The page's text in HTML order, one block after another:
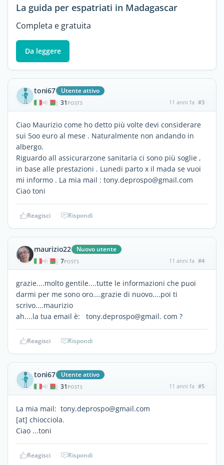
La guida per espatriati in Madagascar
Completa e gratuita
Da leggere
toni67 Utente attivo
| 31 POSTS 11 anni fa #3
Ciao Maurizio come ho detto più volte devi considerare
sui 5oo euro al mese . Naturalmente non andando in
albergo.
Riguardo all assicurarzone sanitaria ci sono più soglie ,
in base alle prestazioni . Lunedi parto x il mada se vuoi
mi informo . La mia mail : tony.deprospo@gmail.com
Ciao toni
Reagisci Rispondi
maurizio22 Nuovo utente
| 7POSTS 11 anni fa #4
grazie....molto gentile....tutte le informazioni che puoi
darmi per me sono oro....grazie di nuovo....poi ti
scrivo....maurizio
ah....la tua email è: tony.deprospo@gmail. com ?
Reagisci Rispondi
toni67 Utente attivo
| 31 POSTS 11 anni fa #5
La mia mail: tony.deprospo@gmail.com
[at] chiocciola.
Ciao ...toni
Reagisci Rispondi